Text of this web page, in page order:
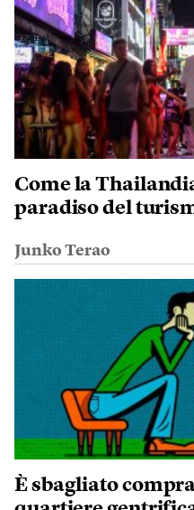
Come la
paradiso del
Junko Terao
È sbagliato